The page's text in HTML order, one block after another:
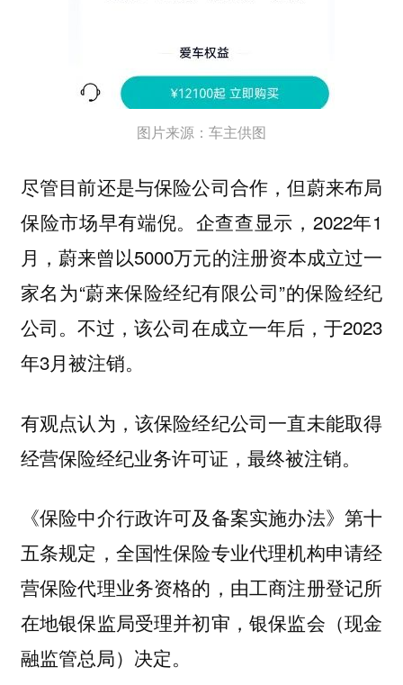
图片来源：车主供图
尽管目前还是与保险公司合作，但蔚来布局
保险市场早有端倪。企查查显示，2022年1
月，蔚来曾以5000万元的注册资本成立过一
家名为“蔚来保险经纪有限公司”的保险经纪
公司。不过，该公司在成立一年后，于2023
年3月被注销。
有观点认为，该保险经纪公司一直未能取得
经营保险经纪业务许可证，最终被注销。
《保险中介行政许可及备案实施办法》第十
五条规定，全国性保险专业代理机构申请经
营保险代理业务资格的，由工商注册登记所
在地银保监局受理并初审，银保监会（现金
融监管总局）决定。